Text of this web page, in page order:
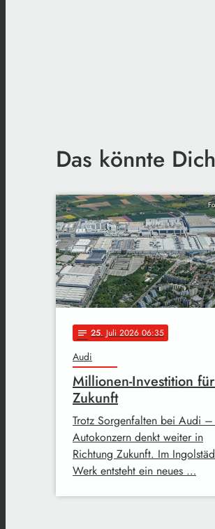
Das könnte
notes 25. Juli 2026 06:35
Audi
Millionen-Investition
Zukunft
Trotz Sorgenfalten bei Audi
Autokonzern denkt weiter in
Richtung Zukunft. Im
Werk entsteht ein neues …